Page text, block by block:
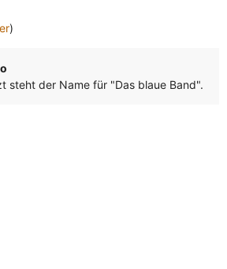
)
steht der Name für "Das blaue Band".